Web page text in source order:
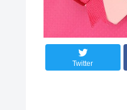
Twitter